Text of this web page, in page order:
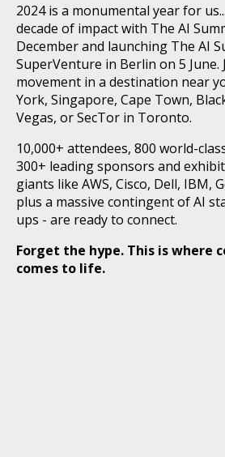
2024 is a monumental year for
decade of impact with The AI
December and launching The AI
SuperVenture in Berlin on 5 June.
movement in a destination near
York, Singapore, Cape Town,
Vegas, or SecTor in Toronto.
10,000+ attendees, 800 world-
300+ leading sponsors and
giants like AWS, Cisco, Dell, IBM,
plus a massive contingent of AI
ups - are ready to connect.
Forget the hype. This is where
comes to life.